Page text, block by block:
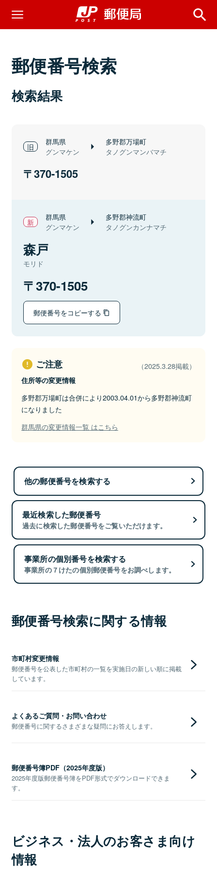
郵便番号検索
検索結果
群馬県
グンマケン
多野郡万場町
タノグンマンバマチ
370-1505
群馬県
グンマケン
多野郡神流町
タノグンカンナマチ
森戸
モリド
370-1505
郵便番号をコピーする
ご注意 （2025.3.28掲載）
住所等の変更情報
多野郡万場町は合併により2003.04.01から多野郡神流町
になりました
群馬県の変更情報一覧 はこちら
他の郵便番号を検索する
最近検索した郵便番号
過去に検索した郵便番号をご覧いただけます。
事業所の個別番号を検索する
事業所の７けたの個別郵便番号をお調べします。
郵便番号検索に関する情報
市町村変更情報
郵便番号を公表した市町村の一覧を実施日の新しい順に掲載
しています。
よくあるご質問・お問い合わせ
郵便番号に関するさまざまな疑問にお答えします。
郵便番号簿PDF（2025年度版）
2025年度版郵便番号簿をPDF形式でダウンロードできま
す。
ビジネス・法人のお客さま向け
情報